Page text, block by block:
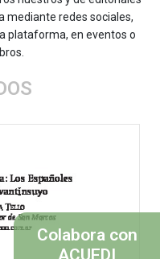
mediante redes sociales,
plataforma, en eventos o
Colabora con
ACUEDI